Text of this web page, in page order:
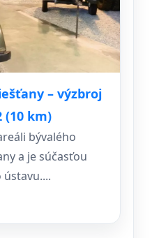
– výzbroj
(10 km)
bývalého
a je súčasťou